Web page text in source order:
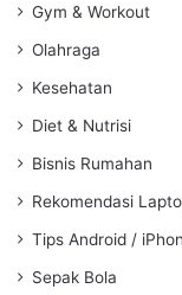
Gym & Workout
Olahraga
Kesehatan
Diet & Nutrisi
Bisnis Rumahan
Rekomendasi
Tips Android /
Sepak Bola